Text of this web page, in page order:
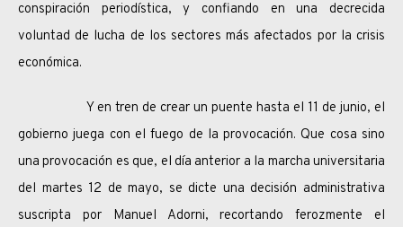
conspiración periodística, y confiando en una decrecida
voluntad de lucha de los sectores más afectados por la crisis
económica.
Y en tren de crear un puente hasta el 11 de junio, el
gobierno juega con el fuego de la provocación. Que cosa sino
una provocación es que, el día anterior a la marcha universitaria
del martes 12 de mayo, se dicte una decisión administrativa
suscripta por Manuel Adorni, recortando ferozmente el